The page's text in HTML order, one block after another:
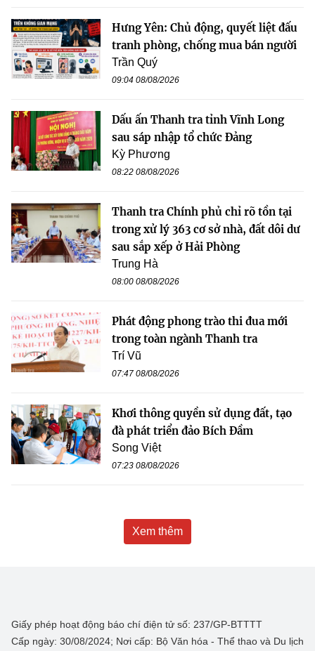
Hưng Yên: Chủ động, quyết liệt đấu
tranh phòng, chống mua bán người
Trần Quý
09:04 08/08/2026
Dấu ấn Thanh tra tỉnh Vĩnh Long
sau sáp nhập tổ chức Đảng
Kỳ Phương
08:22 08/08/2026
Thanh tra Chính phủ chỉ rõ tồn tại
trong xử lý 363 cơ sở nhà, đất dôi dư
sau sắp xếp ở Hải Phòng
Trung Hà
08:00 08/08/2026
Phát động phong trào thi đua mới
trong toàn ngành Thanh tra
Trí Vũ
07:47 08/08/2026
Khơi thông quyền sử dụng đất, tạo
đà phát triển đảo Bích Đầm
Song Việt
07:23 08/08/2026
Xem thêm
Giấy phép hoạt động báo chí điện tử số: 237/GP-BTTTT
Cấp ngày: 30/08/2024; Nơi cấp: Bộ Văn hóa - Thể thao và Du lịch